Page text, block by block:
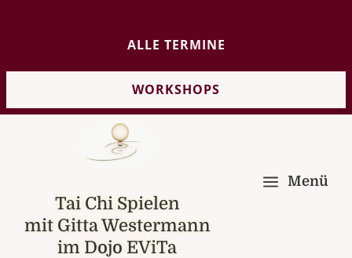
a Menü
Tai Chi Spielen
mit Gitta Westermann
im Dojo EViTa
ALLE TERMINE
WORKSHOPS